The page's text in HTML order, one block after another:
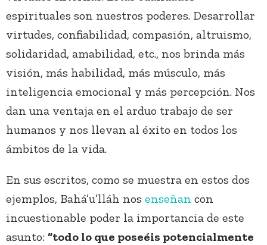
espirituales son nuestros poderes. Desarrollar
virtudes, confiabilidad, compasión, altruismo,
solidaridad, amabilidad, etc., nos brinda más
visión, más habilidad, más músculo, más
inteligencia emocional y más percepción. Nos
dan una ventaja en el arduo trabajo de ser
humanos y nos llevan al éxito en todos los
ámbitos de la vida.
En sus escritos, como se muestra en estos dos
ejemplos, Bahá’u’lláh nos enseñan con
incuestionable poder la importancia de este
asunto: “todo lo que poseéis potencialmente